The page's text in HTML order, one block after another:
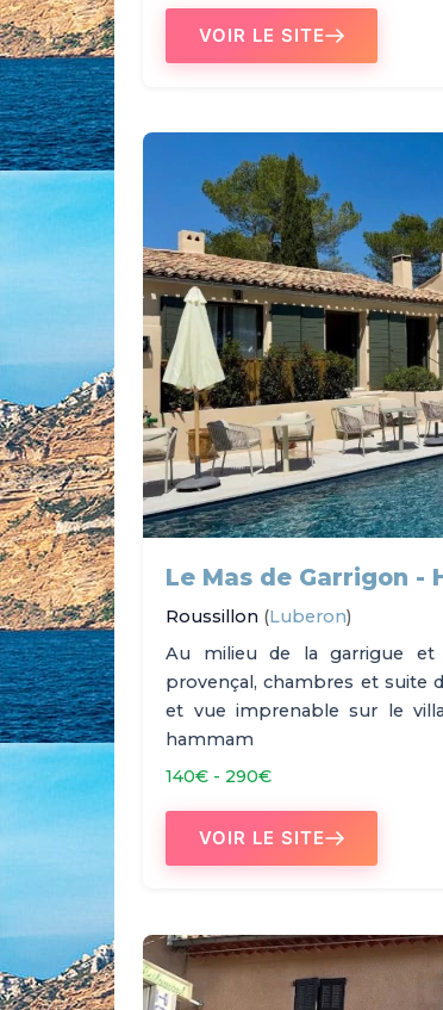
VOIR LE SITE
Le Mas de Garrigon -
Roussillon (Luberon)
Au milieu de la garrigue et
provençal, chambres et suite
et vue imprenable sur le
hammam
140€ - 290€
VOIR LE SITE